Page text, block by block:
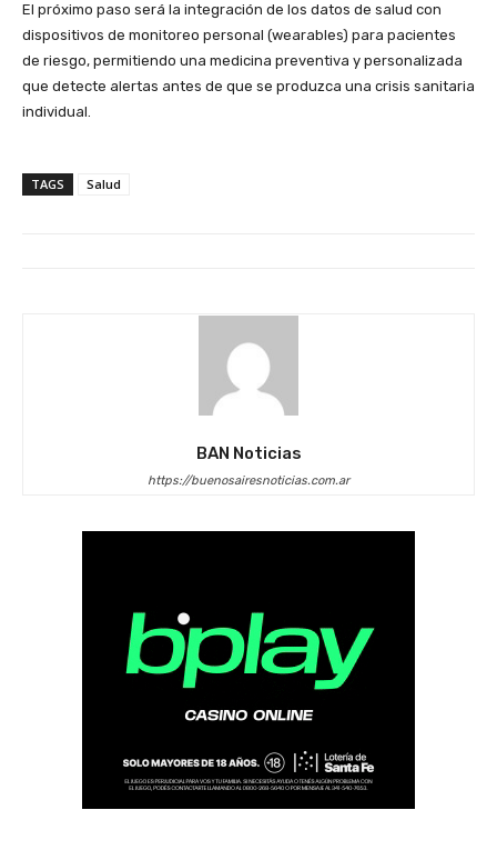
El próximo paso será la integración de los datos de salud con
dispositivos de monitoreo personal (wearables) para pacientes
de riesgo, permitiendo una medicina preventiva y personalizada
que detecte alertas antes de que se produzca una crisis sanitaria
individual.
TAGS Salud
BAN Noticias
https://buenosairesnoticias.com.ar